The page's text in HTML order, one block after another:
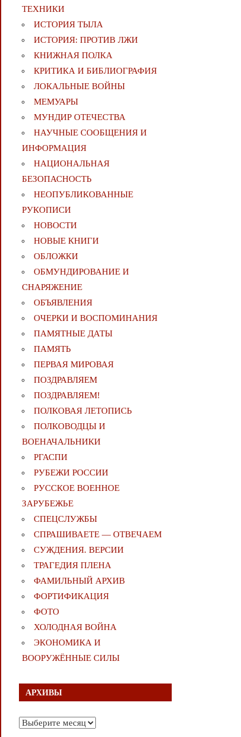
ТЕХНИКИ
ИСТОРИЯ ТЫЛА
ИСТОРИЯ: ПРОТИВ ЛЖИ
КНИЖНАЯ ПОЛКА
КРИТИКА И БИБЛИОГРАФИЯ
ЛОКАЛЬНЫЕ ВОЙНЫ
МЕМУАРЫ
МУНДИР ОТЕЧЕСТВА
НАУЧНЫЕ СООБЩЕНИЯ И
ИНФОРМАЦИЯ
НАЦИОНАЛЬНАЯ
БЕЗОПАСНОСТЬ
НЕОПУБЛИКОВАННЫЕ
РУКОПИСИ
НОВОСТИ
НОВЫЕ КНИГИ
ОБЛОЖКИ
ОБМУНДИРОВАНИЕ И
СНАРЯЖЕНИЕ
ОБЪЯВЛЕНИЯ
ОЧЕРКИ И ВОСПОМИНАНИЯ
ПАМЯТНЫЕ ДАТЫ
ПАМЯТЬ
ПЕРВАЯ МИРОВАЯ
ПОЗДРАВЛЯЕМ
ПОЗДРАВЛЯЕМ!
ПОЛКОВАЯ ЛЕТОПИСЬ
ПОЛКОВОДЦЫ И
ВОЕНАЧАЛЬНИКИ
РГАСПИ
РУБЕЖИ РОССИИ
РУССКОЕ ВОЕННОЕ
ЗАРУБЕЖЬЕ
СПЕЦСЛУЖБЫ
СПРАШИВАЕТЕ — ОТВЕЧАЕМ
СУЖДЕНИЯ. ВЕРСИИ
ТРАГЕДИЯ ПЛЕНА
ФАМИЛЬНЫЙ АРХИВ
ФОРТИФИКАЦИЯ
ФОТО
ХОЛОДНАЯ ВОЙНА
ЭКОНОМИКА И
ВООРУЖЁННЫЕ СИЛЫ
АРХИВЫ
Архивы